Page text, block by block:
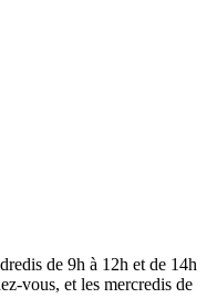
de 9h à 12h et de 14h
vous, et les mercredis de